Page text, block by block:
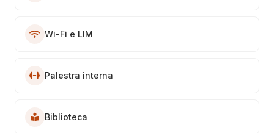
Wi-Fi e LIM
Palestra interna
Biblioteca